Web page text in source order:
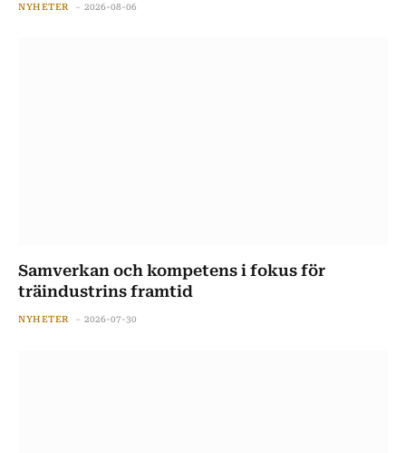
NYHETER 2026-08-06
Samverkan och kompetens i fokus för
träindustrins framtid
NYHETER 2026-07-30